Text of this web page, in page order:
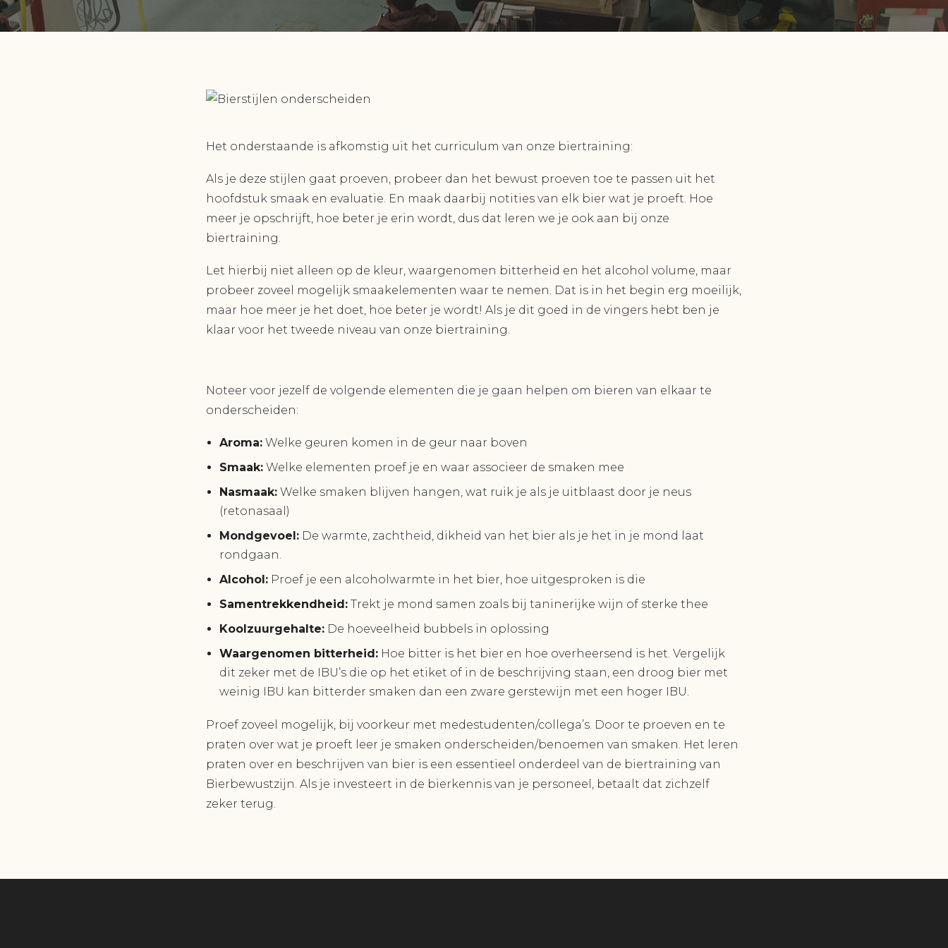
Het onderstaande is afkomstig uit het curriculum van onze biertraining:
Als je deze stijlen gaat proeven, probeer dan het bewust proeven toe te passen uit het
hoofdstuk smaak en evaluatie. En maak daarbij notities van elk bier wat je proeft. Hoe
meer je opschrijft, hoe beter je erin wordt, dus dat leren we je ook aan bij onze
biertraining.
Let hierbij niet alleen op de kleur, waargenomen bitterheid en het alcohol volume, maar
probeer zoveel mogelijk smaakelementen waar te nemen. Dat is in het begin erg moeilijk,
maar hoe meer je het doet, hoe beter je wordt! Als je dit goed in de vingers hebt ben je
klaar voor het tweede niveau van onze biertraining.
Noteer voor jezelf de volgende elementen die je gaan helpen om bieren van elkaar te
onderscheiden:
Aroma: Welke geuren komen in de geur naar boven
Smaak: Welke elementen proef je en waar associeer de smaken mee
Nasmaak: Welke smaken blijven hangen, wat ruik je als je uitblaast door je neus
(retonasaal)
Mondgevoel: De warmte, zachtheid, dikheid van het bier als je het in je mond laat
rondgaan.
Alcohol: Proef je een alcoholwarmte in het bier, hoe uitgesproken is die
Samentrekkendheid: Trekt je mond samen zoals bij taninerijke wijn of sterke thee
Koolzuurgehalte: De hoeveelheid bubbels in oplossing
Waargenomen bitterheid: Hoe bitter is het bier en hoe overheersend is het. Vergelijk
dit zeker met de IBU’s die op het etiket of in de beschrijving staan, een droog bier met
weinig IBU kan bitterder smaken dan een zware gerstewijn met een hoger IBU.
Proef zoveel mogelijk, bij voorkeur met medestudenten/collega’s. Door te proeven en te
praten over wat je proeft leer je smaken onderscheiden/benoemen van smaken. Het leren
praten over en beschrijven van bier is een essentieel onderdeel van de biertraining van
Bierbewustzijn. Als je investeert in de bierkennis van je personeel, betaalt dat zichzelf
zeker terug.